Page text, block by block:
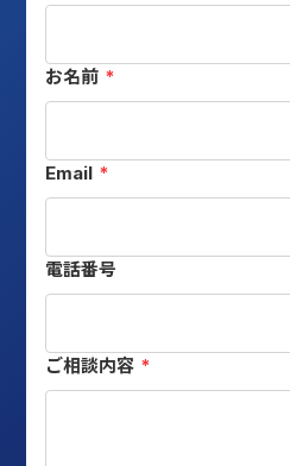
お名前 *
Email *
電話番号
ご相談内容 *